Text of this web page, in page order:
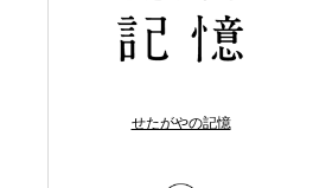
せたがやの記憶